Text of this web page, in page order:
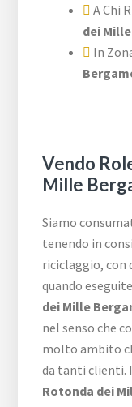
A Chi
dei
In
Vendo
Mille
Siamo
tenendo in
riciclaggio, con
quando
dei Mille
nel senso che
molto ambito
da tanti clienti.
Rotonda dei